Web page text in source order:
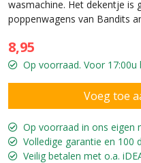
wasmachine. Het dekentje is
poppenwagens van Bandits
8,95
Op voorraad. Voor
Op voorraad in ons eigen
Volledige garantie en 100
Veilig betalen met o.a.